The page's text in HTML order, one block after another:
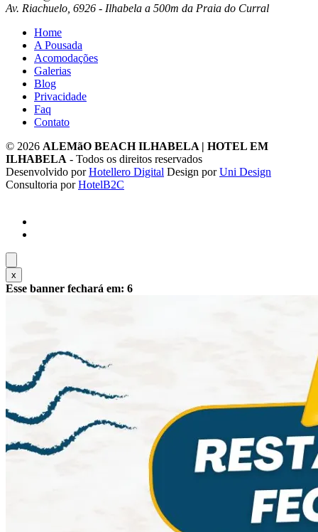
Av. Riachuelo, 6926 - Ilhabela a 500m da Praia do Curral
Home
A Pousada
Acomodações
Galerias
Blog
Privacidade
Faq
Contato
© 2026 ALEMãO BEACH ILHABELA | HOTEL EM
ILHABELA - Todos os direitos reservados
Desenvolvido porHotellero Digital Design porUni Design
Consultoria porHotelB2C
x
Esse banner fechará em: 4